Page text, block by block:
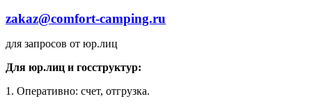
zakaz@comfort-camping.ru
для запросов от юр.лиц
Для юр.лиц и госструктур:
1. Оперативно: счет, отгрузка.